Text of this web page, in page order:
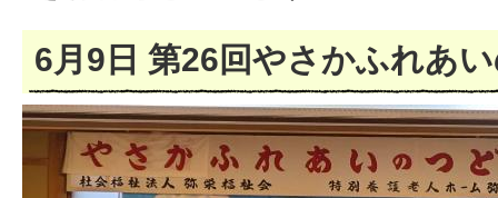
6月9日 第26回やさかふれあ